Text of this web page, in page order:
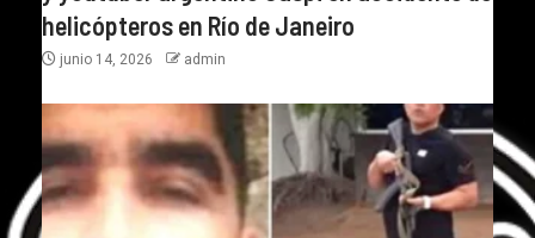
helicópteros en Río de Janeiro
junio 14, 2026 admin